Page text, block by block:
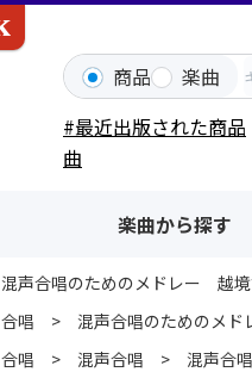
商品
楽曲
#最近出版された商品
曲
楽曲から探す
混声合唱のためのメドレー 越
合唱
混声合唱のためのメ
合唱 混声合唱 混声合